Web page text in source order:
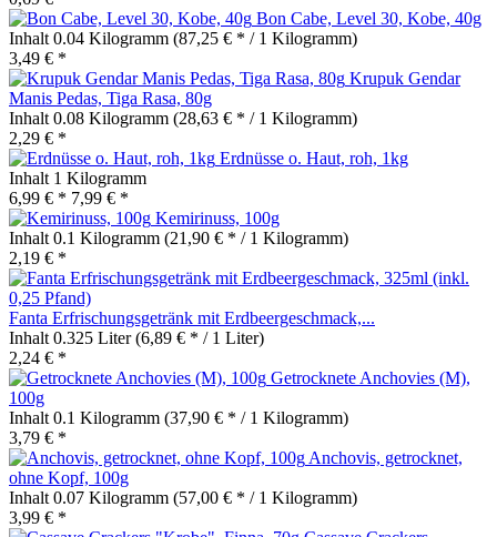
Bon Cabe, Level 30, Kobe, 40g
Inhalt 0.04 Kilogramm (87,25 € * / 1 Kilogramm)
3,49 € *
Krupuk Gendar
Manis Pedas, Tiga Rasa, 80g
Inhalt 0.08 Kilogramm (28,63 € * / 1 Kilogramm)
2,29 € *
Erdnüsse o. Haut, roh, 1kg
Inhalt 1 Kilogramm
6,99 € * 7,99 € *
Kemirinuss, 100g
Inhalt 0.1 Kilogramm (21,90 € * / 1 Kilogramm)
2,19 € *
Fanta Erfrischungsgetränk mit Erdbeergeschmack,...
Inhalt 0.325 Liter(6,89 € * / 1 Liter)
2,24 € *
Getrocknete Anchovies (M),
100g
Inhalt 0.1 Kilogramm (37,90 € * / 1 Kilogramm)
3,79 € *
Anchovis, getrocknet,
ohne Kopf, 100g
Inhalt 0.07 Kilogramm (57,00 € * / 1 Kilogramm)
3,99 € *